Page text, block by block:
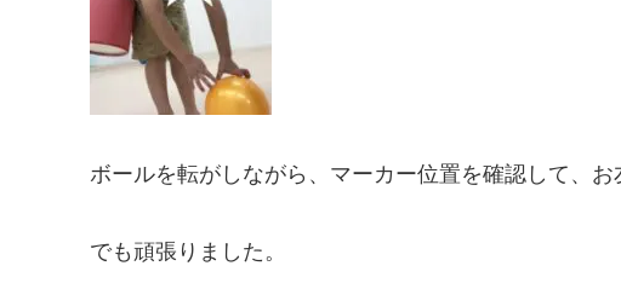
ボールを転がしながら、マーカー位置を確認して、
でも頑張りました。